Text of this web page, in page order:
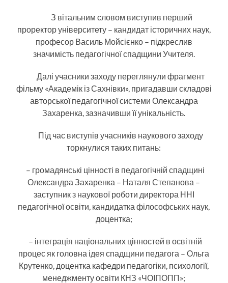
З вітальним словом виступив перший
проректор університету – кандидат історичних наук,
професор Василь Мойсієнко – підкреслив
значимість педагогічної спадщини Учителя.
Далі учасники заходу переглянули фрагмент
фільму «Академік із Сахнівки», пригадавши складові
авторської педагогічної системи Олександра
Захаренка, зазначивши її унікальність.
Під час виступів учасників наукового заходу
торкнулися таких питань:
– громадянські цінності в педагогічній спадщині
Олександра Захаренка – Наталя Степанова –
заступник з наукової роботи директора ННІ
педагогічної освіти, кандидатка філософських наук,
доцентка;
– інтеграція національних цінностей в освітній
процес як головна ідея спадщини педагога – Ольга
Крутенко, доцентка кафедри педагогіки, психології,
менеджменту освіти КНЗ «ЧОІПОПП»;